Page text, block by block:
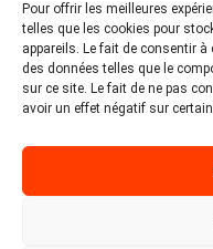
Pour offrir les meilleures
telles que les cookies pour
appareils. Le fait de consentir
des données telles que le
sur ce site. Le fait de ne pas
avoir un effet négatif sur
contact@logiciels-
09 71 37 25 93